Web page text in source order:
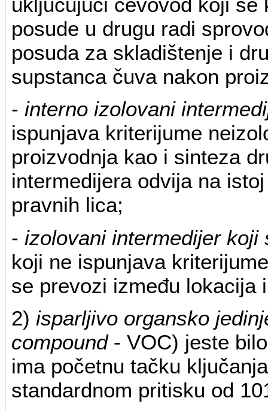
posude u drugu radi
posuda za skladištenje i
supstanca čuva nakon
- interno izolovani
ispunjava kriterijume
proizvodnja kao i sinteza
intermedijera odvija na
pravnih lica;
- izolovani intermedijer koji
koji ne ispunjava
se prevozi između lokacija
2) isparljivo organsko
compound- VOC) jeste
ima početnu tačku
standardnom pritisku od